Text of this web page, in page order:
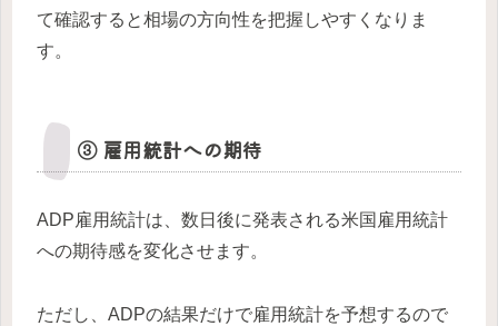
て確認すると相場の方向性を把握しやすくなりま
す。
③ 雇用統計への期待
ADP雇用統計は、数日後に発表される米国雇用統計
への期待感を変化させます。
ただし、ADPの結果だけで雇用統計を予想するので